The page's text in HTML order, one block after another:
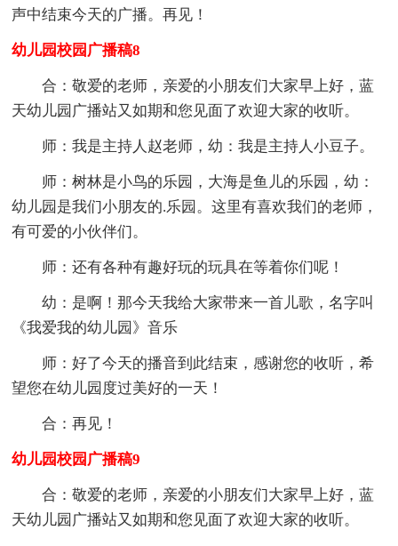
声中结束今天的广播。再见！
幼儿园校园广播稿8
合：敬爱的老师，亲爱的小朋友们大家早上好，蓝
天幼儿园广播站又如期和您见面了欢迎大家的收听。
师：我是主持人赵老师，幼：我是主持人小豆子。
师：树林是小鸟的乐园，大海是鱼儿的乐园，幼：
幼儿园是我们小朋友的.乐园。这里有喜欢我们的老师，
有可爱的小伙伴们。
师：还有各种有趣好玩的玩具在等着你们呢！
幼：是啊！那今天我给大家带来一首儿歌，名字叫
《我爱我的幼儿园》音乐
师：好了今天的播音到此结束，感谢您的收听，希
望您在幼儿园度过美好的一天！
合：再见！
幼儿园校园广播稿9
合：敬爱的老师，亲爱的小朋友们大家早上好，蓝
天幼儿园广播站又如期和您见面了欢迎大家的收听。